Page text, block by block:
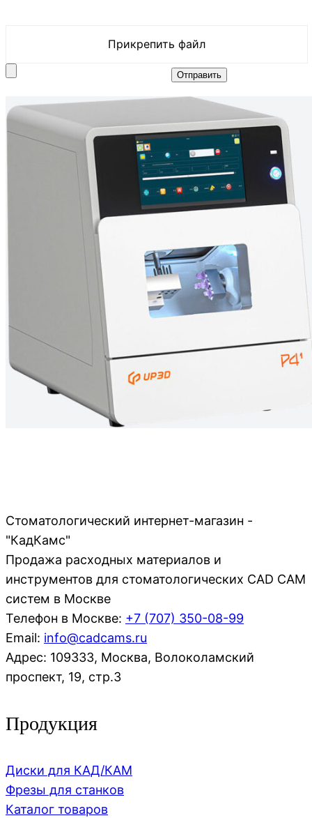
Прикрепить файл
Стоматологический интернет-магазин -
"КадКамс"
Продажа расходных материалов и
инструментов для стоматологических CAD CAM
систем в Москве
Телефон в Москве: +7 (707) 350-08-99
Email: info@cadcams.ru
Адрес: 109333, Москва, Волоколамский
проспект, 19, стр.3
Продукция
Диски для КАД/КАМ
Фрезы для станков
Каталог товаров